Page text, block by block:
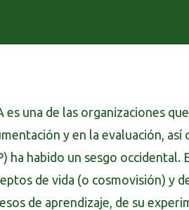
es una de las organizaciones
y en la evaluación,
ha habido un sesgo
de vida (o cosmovisión) y
de aprendizaje, de su